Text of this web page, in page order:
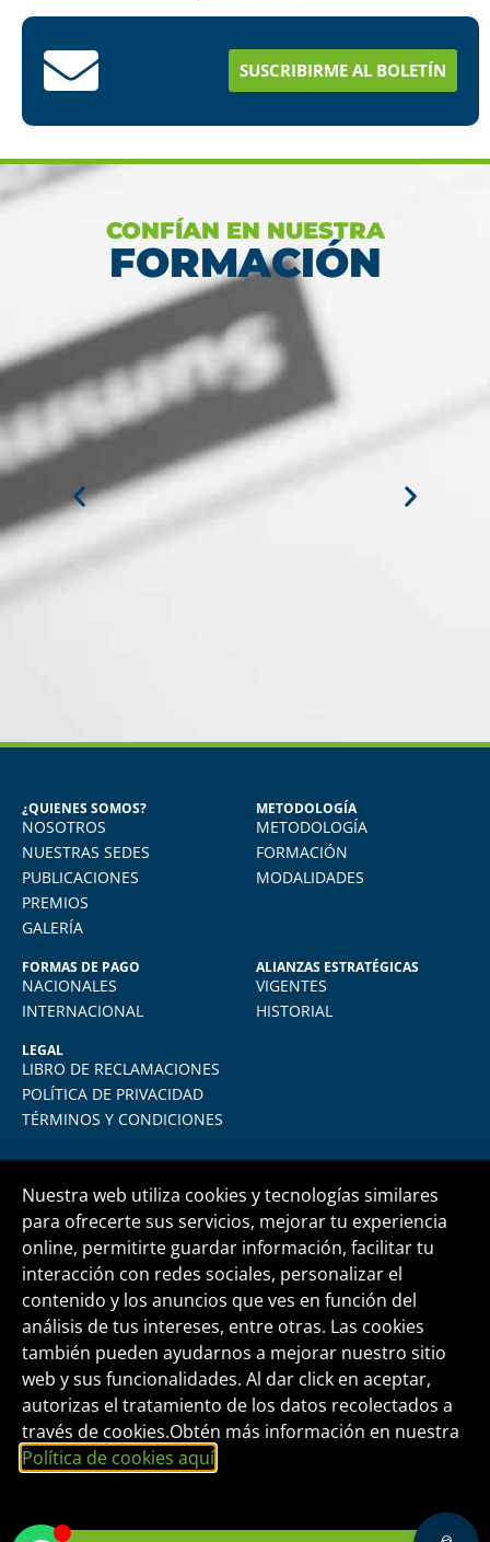
estudios en menos tiempo
SUSCRIBIRME AL BOLETÍN
CONFÍAN EN NUESTRA
FORMACIÓN
GÓNGORA
Vivo en Arequipa y llevé el diploma con
total comodidad desde mi casa. La
y muy amigable. La enseñanza virtual es
¿QUIENES SOMOS?
NOSOTROS
NUESTRAS SEDES
PUBLICACIONES
PREMIOS
GALERÍA
METODOLOGÍA
METODOLOGÍA
FORMACIÓN
MODALIDADES
FORMAS DE PAGO
NACIONALES
INTERNACIONAL
ALIANZAS ESTRATÉGICAS
VIGENTES
HISTORIAL
LEGAL
LIBRO DE RECLAMACIONES
POLÍTICA DE PRIVACIDAD
TÉRMINOS Y CONDICIONES
Central telefónica+51 1 500 6133
informes@fide.edu.pe
Edificio T-Tower Of. 2004 | Av. Rivera Navarrete
395 - San Isidro
FORMACIÓN INTEGRAL Y DESARROLLO
EMPRESARIAL S.A.C.
Nuestra web utiliza cookies y tecnologías similares
para ofrecerte sus servicios, mejorar tu experiencia
online, permitirte guardar información, facilitar tu
interacción con redes sociales, personalizar el
contenido y los anuncios que ves en función del
análisis de tus intereses, entre otras. Las cookies
también pueden ayudarnos a mejorar nuestro sitio
web y sus funcionalidades. Al dar click en aceptar,
autorizas el tratamiento de los datos recolectados a
través de cookies.Obtén más información en nuestra
Política de cookies aquí